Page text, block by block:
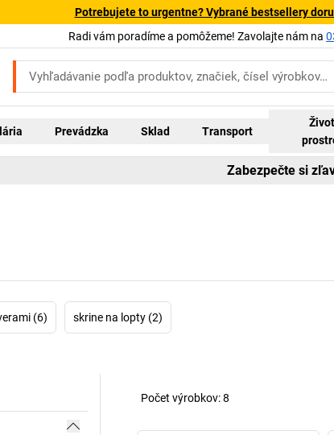
Potrebujete to urgentne? Vybrané bestsellery
Radi vám poradíme a pomôžeme! Zavolajte nám na
Prevádzka Sklad Transport
Zabezpečte si
(6) skrine na lopty (2)
Počet výrobkov:8